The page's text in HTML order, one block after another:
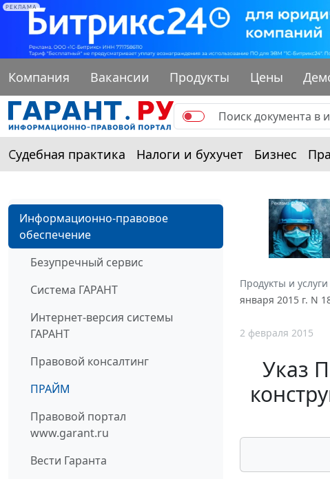
РЕКЛАМА
Компания Вакансии Продукты Цены
Судебная практика Налоги и бухучет Бизнес
Информационно-правовое
обеспечение
Безупречный сервис
Система ГАРАНТ
Интернет-версия системы
ГАРАНТ
Правовой консалтинг
ПРАЙМ
Правовой портал
www.garant.ru
Вести Гаранта
Продукты и услуги
января 2015 г. N
2 февраля 2015
Указ